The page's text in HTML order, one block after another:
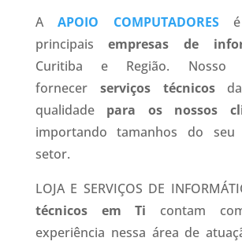
AAPOIO COMPUTADORESé
principaisempresas de
Curitiba e Região. Nosso
fornecer serviços técnicosda
qualidade para os nossos
importando tamanhos do seu
setor.
LOJA E SERVIÇOS DE
técnicos em Ti contam
experiência nessa área de